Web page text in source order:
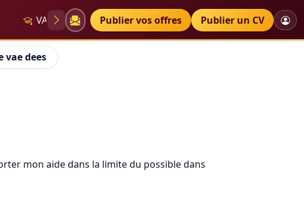
VAE Diplômes Petites annonces
Publier vos offres Publier un CV
vae dees
mon aide dans la limite du possible dans